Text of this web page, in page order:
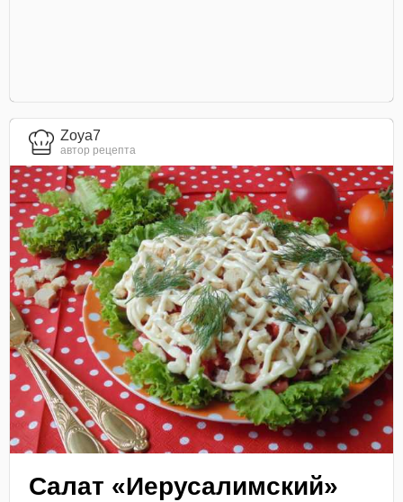
Zoya7
автор рецепта
Салат «Иерусалимский»